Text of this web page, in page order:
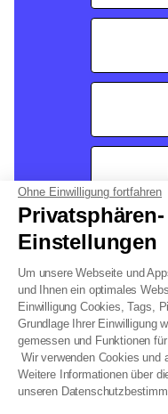
Ohne Einwilligung fortfahren
Privatsphären-
Einstellungen
Um unsere Webseite und
und Ihnen ein optimales
Einwilligung Cookies, Tags,
Grundlage Ihrer Einwilligung
gemessen und Funktionen
Wir verwenden Cookies und
Weitere Informationen über
unseren